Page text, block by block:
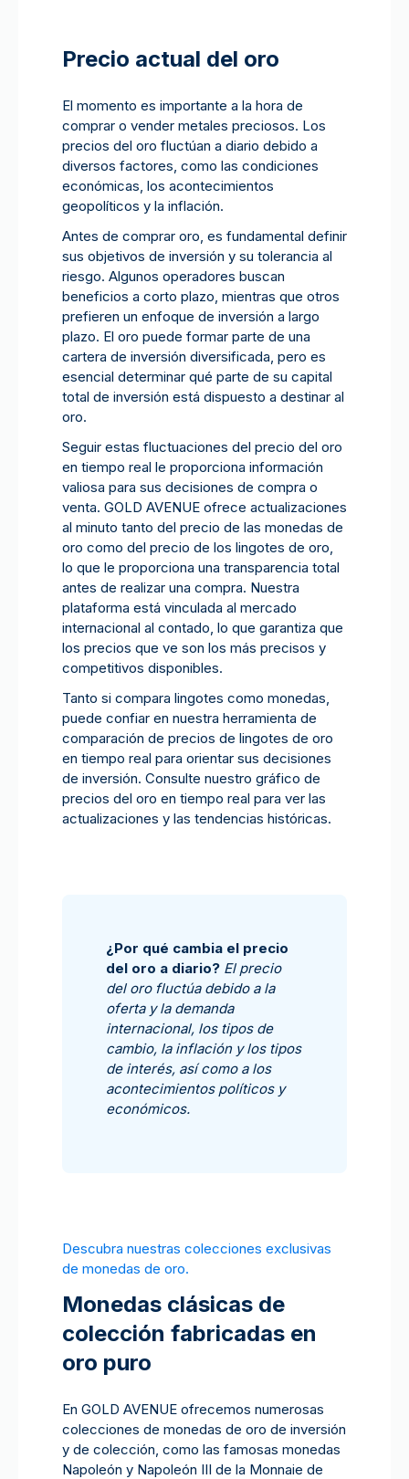
Precio actual del oro
El momento es importante a la hora de
comprar o vender metales preciosos. Los
precios del oro fluctúan a diario debido a
diversos factores, como las condiciones
económicas, los acontecimientos
geopolíticos y la inflación.
Antes de comprar oro, es fundamental definir
sus objetivos de inversión y su tolerancia al
riesgo. Algunos operadores buscan
beneficios a corto plazo, mientras que otros
prefieren un enfoque de inversión a largo
plazo. El oro puede formar parte de una
cartera de inversión diversificada, pero es
esencial determinar qué parte de su capital
total de inversión está dispuesto a destinar al
oro.
Seguir estas fluctuaciones del precio del oro
en tiempo real le proporciona información
valiosa para sus decisiones de compra o
venta. GOLD AVENUE ofrece actualizaciones
al minuto tanto del precio de las monedas de
oro como del precio de los lingotes de oro,
lo que le proporciona una transparencia total
antes de realizar una compra. Nuestra
plataforma está vinculada al mercado
internacional al contado, lo que garantiza que
los precios que ve son los más precisos y
competitivos disponibles.
Tanto si compara lingotes como monedas,
puede confiar en nuestra herramienta de
comparación de precios de lingotes de oro
en tiempo real para orientar sus decisiones
de inversión. Consulte nuestro gráfico de
precios del oro en tiempo real para ver las
actualizaciones y las tendencias históricas.
¿Por qué cambia el precio
del oro a diario? El precio
del oro fluctúa debido a la
oferta y la demanda
internacional, los tipos de
cambio, la inflación y los tipos
de interés, así como a los
acontecimientos políticos y
económicos.
Descubra nuestras colecciones exclusivas
de monedas de oro.
Monedas clásicas de
colección fabricadas en
oro puro
En GOLD AVENUE ofrecemos numerosas
colecciones de monedas de oro de inversión
y de colección, como las famosas monedas
Napoleón y Napoleón III de la Monnaie de